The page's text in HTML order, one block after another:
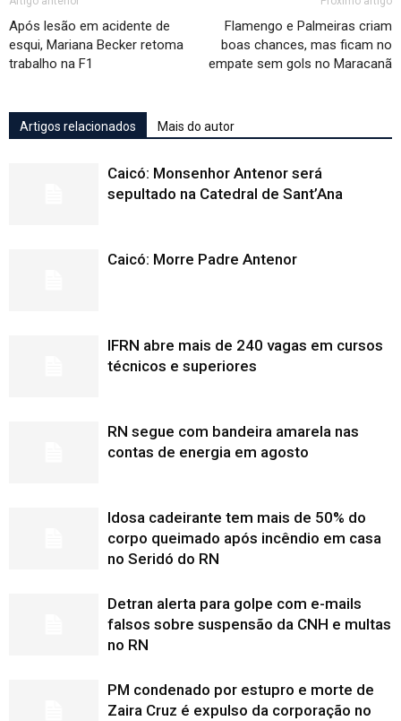
Após lesão em acidente de
esqui, Mariana Becker retoma
trabalho na F1
Flamengo e Palmeiras criam
boas chances, mas ficam no
empate sem gols no Maracanã
Artigos relacionados Mais do autor
Caicó: Monsenhor Antenor será
sepultado na Catedral de Sant’Ana
Caicó: Morre Padre Antenor
IFRN abre mais de 240 vagas em cursos
técnicos e superiores
RN segue com bandeira amarela nas
contas de energia em agosto
Idosa cadeirante tem mais de 50% do
corpo queimado após incêndio em casa
no Seridó do RN
Detran alerta para golpe com e-mails
falsos sobre suspensão da CNH e multas
no RN
PM condenado por estupro e morte de
Zaira Cruz é expulso da corporação no